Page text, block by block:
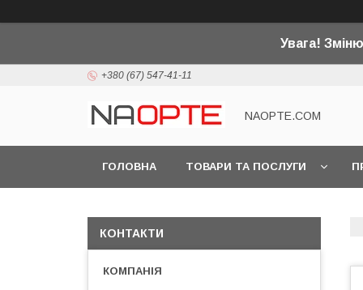
Увага!
+380 (67) 547-41-11
NAOPTE.COM
ГОЛОВНА ТОВАРИ ТА ПОСЛУГИ
КОНТАКТИ